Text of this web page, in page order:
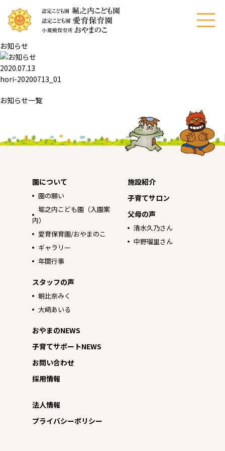
お知らせ
2020.07.13
hori-20200713_01
お知らせ一覧
園について
園の願い
堀之内こども園（入園案
内）
愛育保育園/おやまのこ
ギャラリー
年間行事
施設紹介
子育てサロン
父母の声
清水久乃さん
中野瑠里さん
スタッフの声
朝比奈みく
大﨑あいる
おやまのNEWS
子育てサポートNEWS
お問い合わせ
採用情報
法人情報
プライバシーポリシー